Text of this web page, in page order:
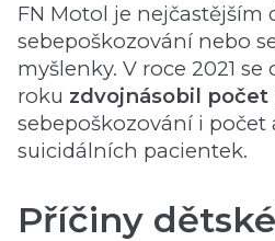
FN Motol je nejčastějším
sebepoškozování nebo
myšlenky. V roce 2021
roku zdvojnásobil počet
sebepoškozování i počet
suicidálních pacientek.
Příčiny